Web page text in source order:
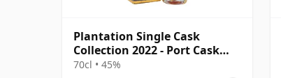
Plantation Single Cask
Collection 2022 - Port Cask
Barbados V 2016 6 jaar oud
70cl • 45%